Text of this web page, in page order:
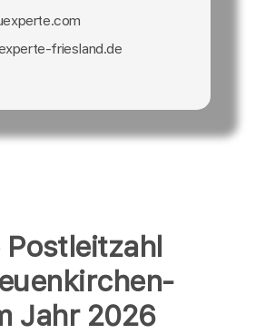
Jahr 2026
friesland.de